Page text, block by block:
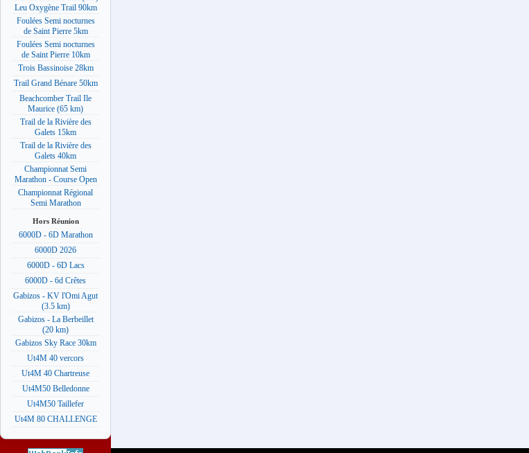
Leu Oxygène Trail 90km
Foulées Semi nocturnes
de Saint Pierre 5km
Foulées Semi nocturnes
de Saint Pierre 10km
Trois Bassinoise 28km
Trail Grand Bénare 50km
Beachcomber Trail Ile
Maurice (65 km)
Trail de la Rivière des
Galets 15km
Trail de la Rivière des
Galets 40km
Championnat Semi
Marathon - Course Open
Championnat Régional
Semi Marathon
Hors Réunion
6000D - 6D Marathon
6000D 2026
6000D - 6D Lacs
6000D - 6d Crêtes
Gabizos - KV l'Omi Agut
(3.5 km)
Gabizos - La Berbeillet
(20 km)
Gabizos Sky Race 30km
Ut4M 40 vercors
Ut4M 40 Chartreuse
Ut4M50 Belledonne
Ut4M50 Taillefer
Ut4M 80 CHALLENGE